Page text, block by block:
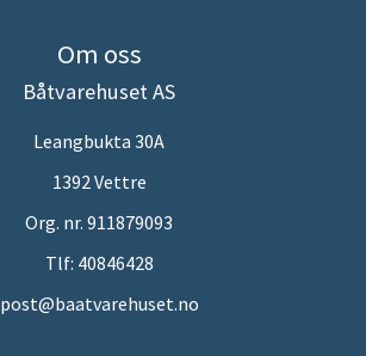
Om oss
Båtvarehuset AS
Leangbukta 30A
1392 Vettre
Org. nr. 911879093
Tlf: 40846428
post@baatvarehuset.no